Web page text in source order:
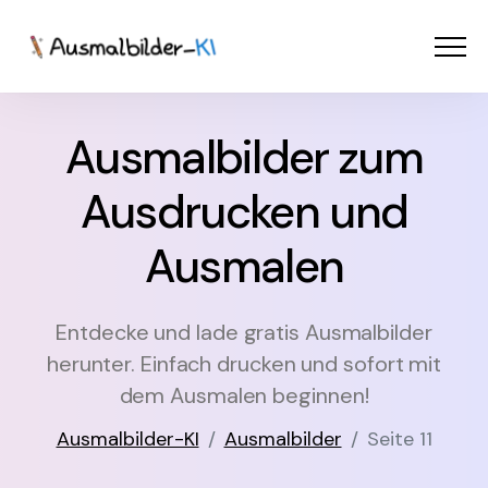
Malen Online
MIT KI GESTALTEN!
Ausmalbilder zum
Ausdrucken und
Ausmalen
Entdecke und lade gratis Ausmalbilder
herunter. Einfach drucken und sofort mit
dem Ausmalen beginnen!
Ausmalbilder-KI Ausmalbilder Seite 11